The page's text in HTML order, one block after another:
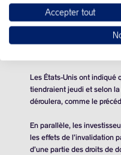
l’éviter continue de faire
averti lundi que toute
«frappe limitée« , le
que le président américain
Les États-Unis ont indiqué
tiendraient jeudi et selon
déroulera, comme le
En parallèle, les
les effets de l’invalidation
d’une partie des droits de
Accepter tout